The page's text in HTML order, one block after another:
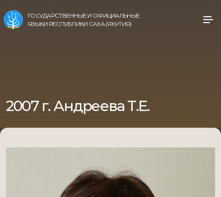
ГОСУДАРСТВЕННЫЕ И ОФИЦИАЛЬНЫЕ
ЯЗЫКИ РЕСПУБЛИКИ САХА (ЯКУТИЯ)
2007 г. Андреева Т.Е.